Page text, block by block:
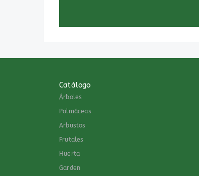
Catálogo
Árboles
Palmáceas
Arbustos
Frutales
Huerta
Garden